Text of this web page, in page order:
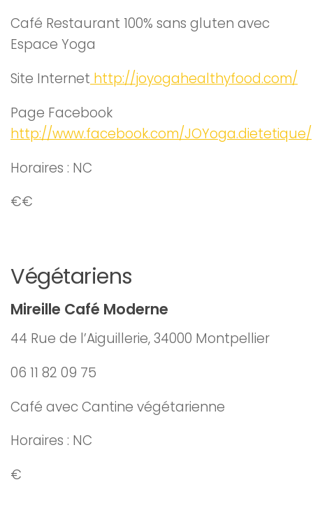
Café Restaurant 100% sans gluten avec
Espace Yoga
Site Internet http://joyogahealthyfood.com/
Page Facebook
http://www.facebook.com/JOYoga.dietetique/
Horaires : NC
€€
Végétariens
Mireille Café Moderne
44 Rue de l’Aiguillerie, 34000 Montpellier
06 11 82 09 75
Café avec Cantine végétarienne
Horaires : NC
€